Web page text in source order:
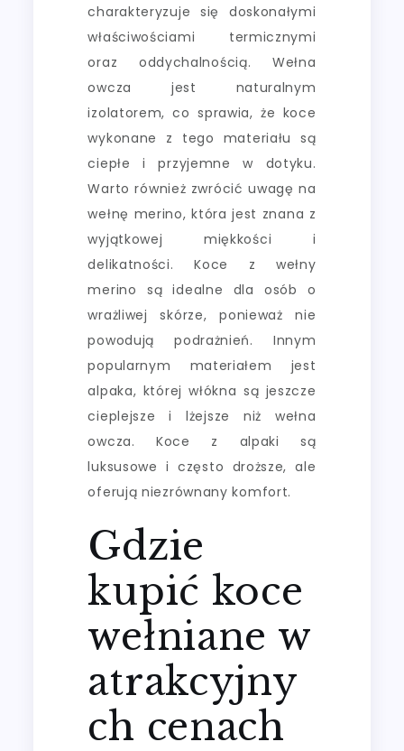
charakteryzuje się doskonałymi
właściwościami termicznymi
oraz oddychalnością. Wełna
owcza jest naturalnym
izolatorem, co sprawia, że koce
wykonane z tego materiału są
ciepłe i przyjemne w dotyku.
Warto również zwrócić uwagę na
wełnę merino, która jest znana z
wyjątkowej miękkości i
delikatności. Koce z wełny
merino są idealne dla osób o
wrażliwej skórze, ponieważ nie
powodują podrażnień. Innym
popularnym materiałem jest
alpaka, której włókna są jeszcze
cieplejsze i lżejsze niż wełna
owcza. Koce z alpaki są
luksusowe i często droższe, ale
oferują niezrównany komfort.
Gdzie
kupić koce
wełniane w
atrakcyjny
ch cenach